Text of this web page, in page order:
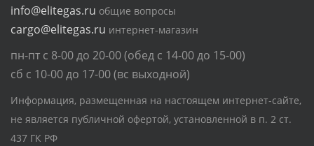
info@elitegas.ru общие вопросы
cargo@elitegas.ru интернет-магазин
пн-пт с 8-00 до 20-00 (обед с 14-00 до 15-00)
сб с 10-00 до 17-00 (вс выходной)
Информация, размещенная на настоящем интернет-сайте,
не является публичной офертой, установленной в п. 2 ст.
437 ГК РФ